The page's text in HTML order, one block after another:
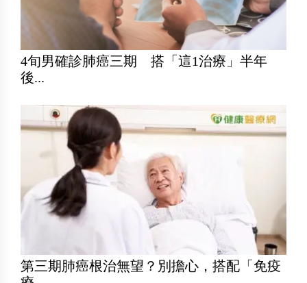
4旬男確診肺癌三期 搭「這1治療」半年
後...
第三期肺癌根治無望？別擔心，搭配「免疫